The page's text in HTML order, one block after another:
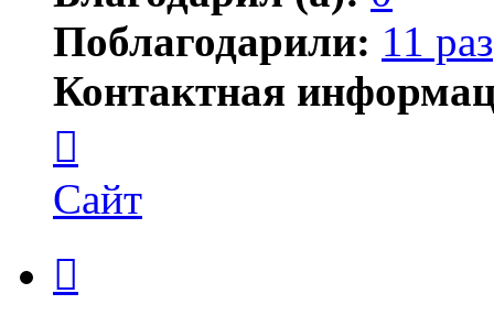
Поблагодарили: 11 раз
Контактная
пользователя
Ксения
Сайт